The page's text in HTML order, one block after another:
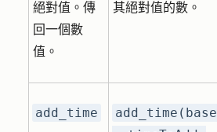
絕對值。傳
回一個數
值。
其絕對值的數。
add_time
add_time(base